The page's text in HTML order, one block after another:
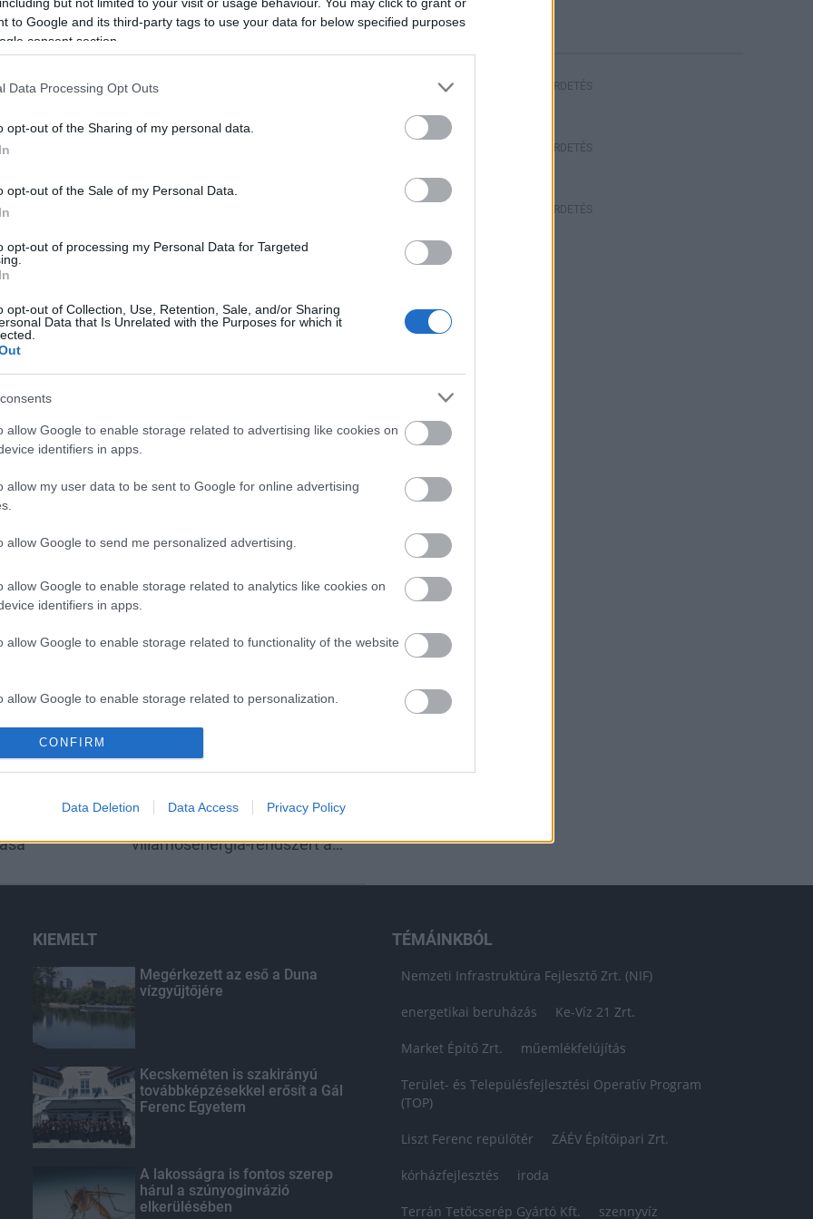
but not limited to your visit or usage behaviour. You may click to grant or
to Google and its third-party tags to use your data for below specified purposes
consent section.
Data Processing Opt Outs
opt-out of the Sharing of my personal data.
opt-out of the Sale of my Personal Data.
opt-out of processing my Personal Data for Targeted
opt-out of Collection, Use, Retention, Sale, and/or Sharing
Data that Is Unrelated with the Purposes for which it
allow Google to enable storage related to advertising like cookies on
identifiers in apps.
allow my user data to be sent to Google for online advertising
allow Google to send me personalized advertising.
allow Google to enable storage related to analytics like cookies on
identifiers in apps.
allow Google to enable storage related to functionality of the website
allow Google to enable storage related to personalization.
allow Google to enable storage related to security, including
functionality and fraud prevention, and other user protection.
CONFIRM
Data Deletion Data Access Privacy Policy
Másfélszeresére bővítik
Paks II.: Mit jelent az 5. blokk új
árnyékában?
Egyetlen, fél
átszervezett termeléssel
villamosenergia-rendszert a
HIRDETÉS
HIRDETÉS
HIRDETÉS
KIEMELT
Megérkezett az eső a Duna
vízgyűjtőjére
Kecskeméten is szakirányú
továbbképzésekkel erősít a Gál
Ferenc Egyetem
A lakosságra is fontos szerep
hárul a szúnyoginvázió
elkerülésében
TÉMÁINKBÓL
Nemzeti Infrastruktúra Fejlesztő Zrt. (NIF)
energetikai beruházás Ke-Víz 21 Zrt.
Market Építő Zrt. műemlékfelújítás
Terület- és Településfejlesztési Operatív Program
(TOP)
Liszt Ferenc repülőtér ZÁÉV Építőipari Zrt.
kórházfejlesztés iroda
Terrán Tetőcserép Gyártó Kft. szennyvíz